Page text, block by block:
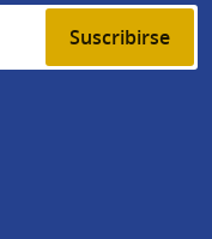
Suscribirse